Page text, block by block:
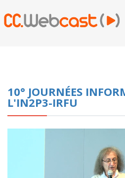
10° JOURNÉES
L'IN2P3-IRFU